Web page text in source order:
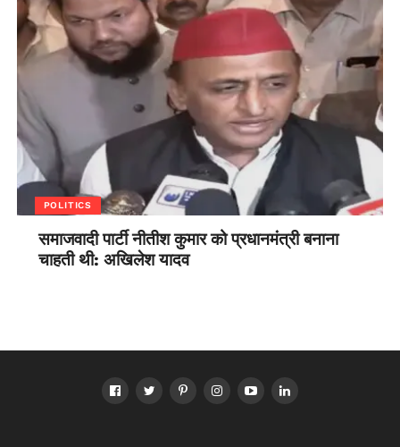
POLITICS
समाजवादी पार्टी नीतीश कुमार को प्रधानमंत्री बनाना
चाहती थी: अखिलेश यादव